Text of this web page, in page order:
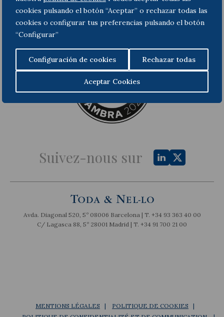
cookies pulsando el botón “Aceptar” o rechazar todas las
cookies o configurar tus preferencias pulsando el botón
“Configurar”
Configuración de cookies Rechazar todas
Aceptar Cookies
Suivez-nous sur
Avda. Diagonal 520, 5º 08006 Barcelona | T. +34 93 363 40 00
C/ Lagasca 88, 5º 28001 Madrid | T. +34 91 700 21 00
MENTIONS LÉGALES
POLITIQUE DE COOKIES